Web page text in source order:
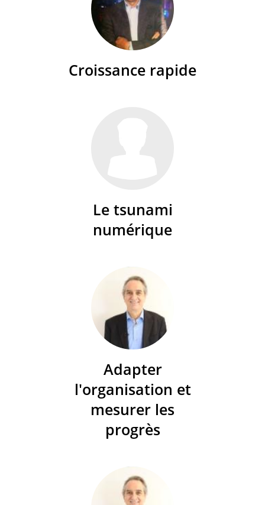
Croissance rapide
Le tsunami
numérique
Adapter
l'organisation et
mesurer les
progrès